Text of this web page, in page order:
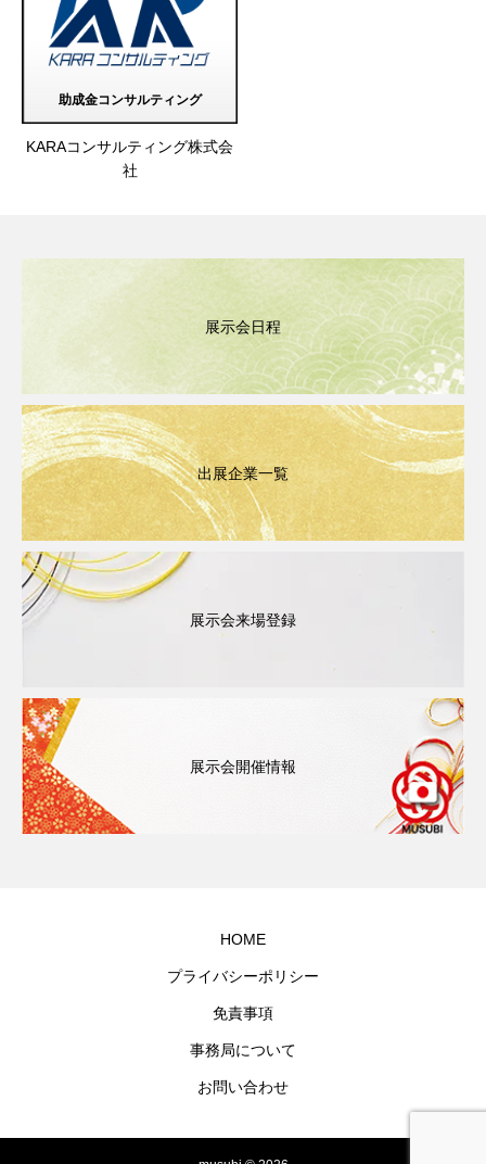
助成金コンサルティング
KARAコンサルティング株式会
社
展示会日程
出展企業一覧
展示会来場登録
展示会開催情報
HOME
プライバシーポリシー
免責事項
事務局について
お問い合わせ